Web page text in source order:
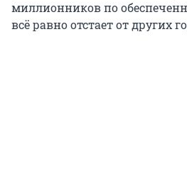
миллионников по
всё равно отстает от других